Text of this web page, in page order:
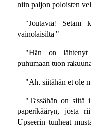
niin paljon poloisten
"Joutavia! Setäni
vainolaisilta."
"Hän on lähtenyt
puhumaan tuon
"Ah, siitähän et ole
"Tässähän on siitä
paperikääryn, josta
Upseerin tuuheat